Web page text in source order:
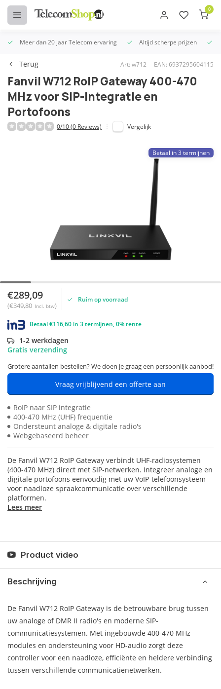
0
Meer dan 20 jaar Telecom ervaring Altijd scherpe prijzen
Terug Art: w712 EAN: 6937295604115
Fanvil W712 RoIP Gateway 400-470
MHz voor SIP-integratie en
Portofoons
0/10 (0 Reviews) Vergelijk
Betaal in 3 termijnen
€289,09
(€349,80 Incl. btw)
Ruim op voorraad
Betaal €116,60 in 3 termijnen, 0% rente
1-2 werkdagen
Gratis verzending
Grotere aantallen bestellen? We doen je graag een persoonlijk aanbod!
Vraag vrijblijvend een offerte aan
RoIP naar SIP integratie
400-470 MHz (UHF) frequentie
Ondersteunt analoge & digitale radio's
Webgebaseerd beheer
De Fanvil W712 RoIP Gateway verbindt UHF-radiosystemen
(400-470 MHz) direct met SIP-netwerken. Integreer analoge en
digitale portofoons eenvoudig met uw VoIP-telefoonsysteem
voor naadloze spraakcommunicatie over verschillende
platformen.
Lees meer
Product video
Beschrijving
De Fanvil W712 RoIP Gateway is de betrouwbare brug tussen
uw analoge of DMR II radio's en moderne SIP-
communicatiesystemen. Met ingebouwde 400-470 MHz
modules en ondersteuning voor HD-audio zorgt deze
controller voor een naadloze, efficiënte en heldere verbinding
tussen verschillende communicatienetwerken.